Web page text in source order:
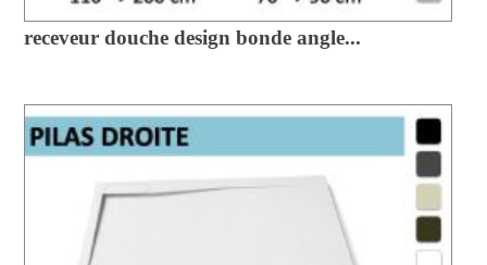
receveur douche design bonde angle...